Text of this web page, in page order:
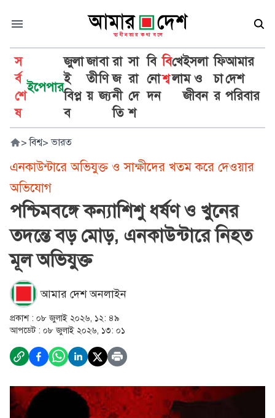
স
র্ব
শে
ষ
ইপেপার
জুলা
ই
বিপ্ল
ব
জা
তী
য়
বা
ণি
জ্য
রা
জ
নী
তি
সা
রা
দে
শ
বি
নো
দন
বি
শ্ব
খে
লা
ইসলা
ম ও
জীবন
ফি
চা
র
আমার
দেশ
পরিবার
> বিশ্ব> ভারত
এনকাউন্টারে অভিযুক্ত ও সাক্ষীদের খতম করে দেওয়ার
অভিযোগ
পশ্চিমবঙ্গে কন্যাশিশু ধর্ষণ ও খুনের
তদন্তে বড় মোড়, এনকাউন্টারে নিহত
মূল অভিযুক্ত
আমার দেশ অনলাইন
প্রকাশ : ০৮ জুলাই ২০২৬, ১২: ৪৯
আপডেট : ০৮ জুলাই ২০২৬, ১৩: ০১